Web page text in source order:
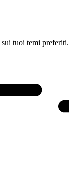
tuoi temi preferiti.